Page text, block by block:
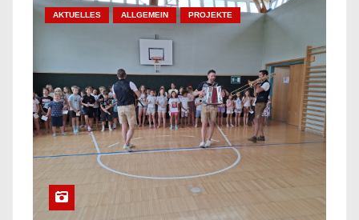
AKTUELLES ALLGEMEIN PROJEKTE